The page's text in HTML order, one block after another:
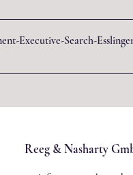
Executive-Search-
Reeg & Nasharty